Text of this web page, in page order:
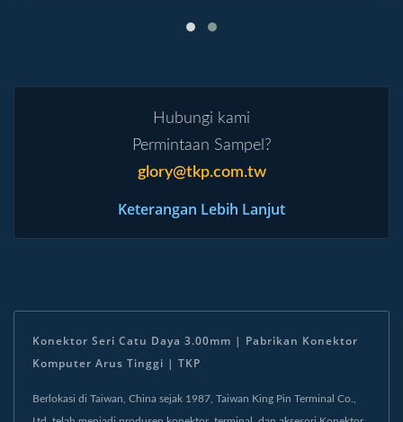
Hubungi kami
Permintaan Sampel?
glory@tkp.com.tw
Keterangan Lebih Lanjut
Konektor Seri Catu Daya 3.00mm | Pabrikan Konektor
Komputer Arus Tinggi | TKP
Berlokasi di Taiwan, China sejak 1987, Taiwan King Pin Terminal Co.,